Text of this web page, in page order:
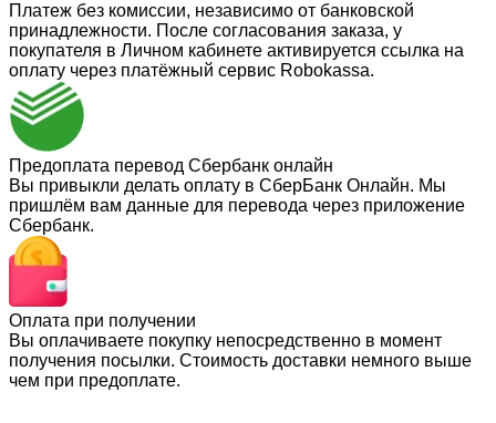
Платеж без комиссии, независимо от банковской
принадлежности. После согласования заказа, у
покупателя в Личном кабинете активируется ссылка на
оплату через платёжный сервис Robokassa.
Предоплата перевод Сбербанк онлайн
Вы привыкли делать оплату в СберБанк Онлайн. Мы
пришлём вам данные для перевода через приложение
Сбербанк.
Оплата при получении
Вы оплачиваете покупку непосредственно в момент
получения посылки. Стоимость доставки немного выше
чем при предоплате.